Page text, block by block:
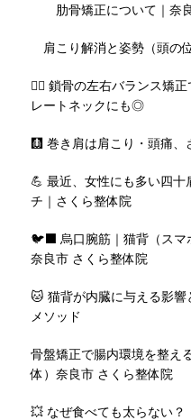
肋骨矯正について｜奈
肩こり解消と姿勢（頭の
🧘‍♀️ 鎖骨の左右バランス矯
レートネックにも◎
🩻 巻き肩は肩こり・頭痛、
💪 最近、女性にも多い四十
チ｜さくら整体院
🐦‍⬛ 烏口腕筋｜猫背（スマ
奈良市 さくら整体院
🐱 猫背が内臓に与える影
メソッド
骨盤矯正で腸内環境を整え
体）奈良市 さくら整体院
💥 なぜ食べても太らない？